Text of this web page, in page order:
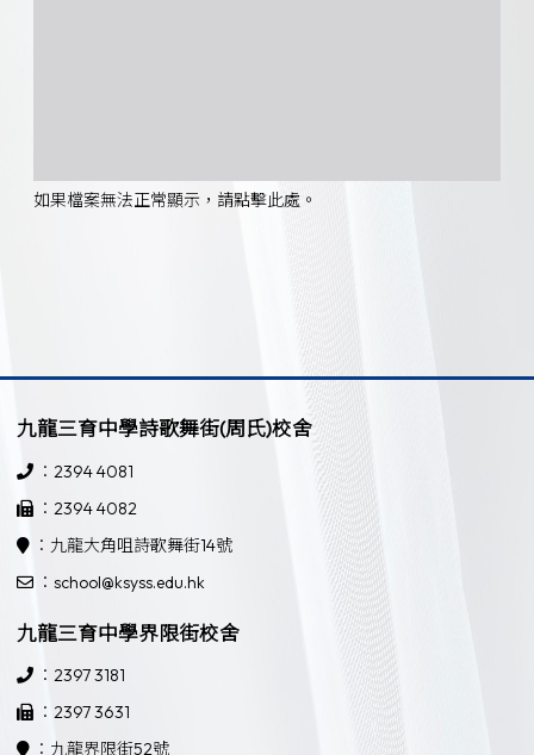
如果檔案無法正常顯示，請點擊此處。
九龍三育中學詩歌舞街(周氏)校舍
：2394 4081
：2394 4082
：九龍大角咀詩歌舞街14號
：school@ksyss.edu.hk
九龍三育中學界限街校舍
：2397 3181
：2397 3631
：九龍界限街52號